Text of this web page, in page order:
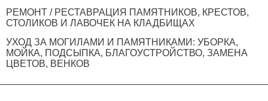
РЕМОНТ / РЕСТАВРАЦИЯ ПАМЯТНИКОВ, КРЕСТОВ,
СТОЛИКОВ И ЛАВОЧЕК НА КЛАДБИЩАХ
УХОД ЗА МОГИЛАМИ И ПАМЯТНИКАМИ: УБОРКА,
МОЙКА, ПОДСЫПКА, БЛАГОУСТРОЙСТВО, ЗАМЕНА
ЦВЕТОВ, ВЕНКОВ